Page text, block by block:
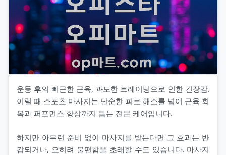
운동 후의 뻐근한 근육, 과도한 트레이닝으로 인한 긴장감.
이럴 때 스포츠 마사지는 단순한 피로 해소를 넘어 근육 회
복과 퍼포먼스 향상까지 돕는 전문 케어입니다.
하지만 아무런 준비 없이 마사지를 받는다면 그 효과는 반
감되거나, 오히려 불편함을 초래할 수도 있습니다. 마사지